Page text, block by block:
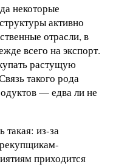
некоторые
активно
отрасли, в
всего на экспорт.
растущую
такого рода
— едва ли не
такая: из-за
приходится